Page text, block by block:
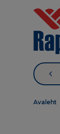
Avaleht